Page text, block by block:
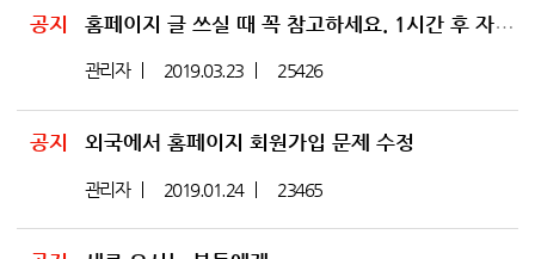
공지 홈페이지 글 쓰실 때 꼭 참고하세요. 1시간 후 자동로그아웃
관리자 2019.03.23 25426
공지 외국에서 홈페이지 회원가입 문제 수정
관리자 2019.01.24 23465